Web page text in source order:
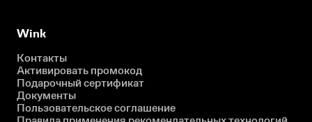
Wink
Контакты
Активировать промокод
Подарочный сертификат
Документы
Пользовательское соглашение